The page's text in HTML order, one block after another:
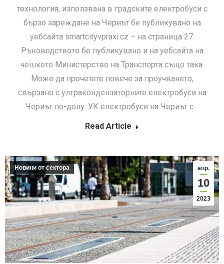
технология, използвана в градските електробуси с
бързо зареждане на Чериът бе публикувано на
уебсайта smartcityvpraxi.cz – на страница 27.
Ръководството бе публикувано и на уебсайта на
чешкото Министерство на Транспорта също така.
Може да прочетете повече за проучването,
свързано с ултракондензаторните електробуси на
Чериът по-долу: УК електробуси на Чериът с…
Read Article
апр.
10
2023
Новини от сектора